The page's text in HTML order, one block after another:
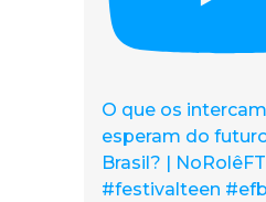
O que os
esperam do
Brasil? | NoRolêFT
#festivalteen